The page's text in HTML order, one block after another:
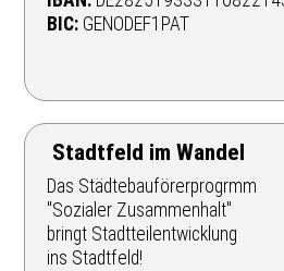
BIC: GENODEF1PAT
Stadtfeld im Wandel
Das Städtebauförerprogrmm
"Sozialer Zusammenhalt"
bringt Stadtteilentwicklung
ins Stadtfeld!